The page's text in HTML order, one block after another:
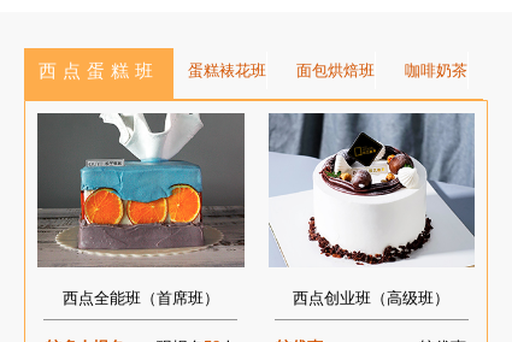
西点蛋糕班 蛋糕裱花班 面包烘焙班 咖啡奶茶
西点全能班（首席班） 西点创业班（高级班）